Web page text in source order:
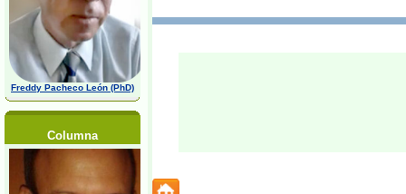
Freddy Pacheco León (PhD)
Columna